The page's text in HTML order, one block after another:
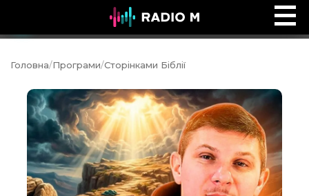
Ефір Radio M
Головна/Програми/Сторінками Біблії